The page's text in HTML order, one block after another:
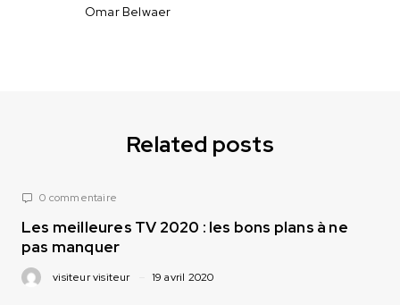
Omar Belwaer
Related posts
0 commentaire
Les meilleures TV 2020 : les bons plans à ne
pas manquer
visiteur visiteur 19 avril 2020